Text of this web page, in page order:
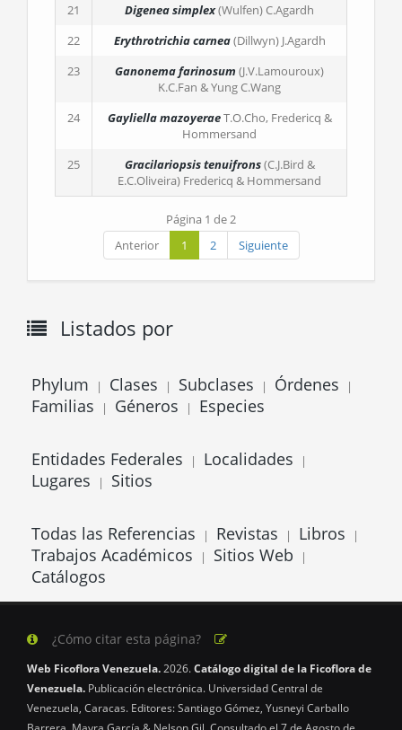
21
Digenea simplex(Wulfen) C.Agardh
22
Erythrotrichia carnea(Dillwyn) J.Agardh
23
Ganonema farinosum (J.V.Lamouroux)
K.C.Fan & Yung C.Wang
24
Gayliella mazoyeraeT.O.Cho, Fredericq &
Hommersand
25
Gracilariopsis tenuifrons(C.J.Bird &
E.C.Oliveira) Fredericq & Hommersand
Página 1 de 2
Anterior
1 2 Siguiente
Listados por
Phylum | Clases | Subclases | Órdenes |
Familias | Géneros | Especies
Entidades Federales | Localidades |
Lugares | Sitios
Todas las Referencias | Revistas | Libros |
Trabajos Académicos | Sitios Web |
Catálogos
¿Cómo citar esta página?
Web Ficoflora Venezuela.2026.Catálogo digital de la Ficoflora de
Venezuela. Publicación electrónica. Universidad Central de
Venezuela, Caracas. Editores: Santiago Gómez, Yusneyi Carballo